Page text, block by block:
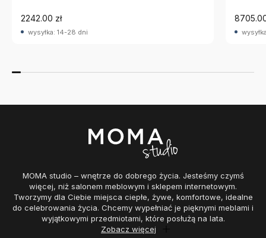
2242.00 zł
wysyłka: 14-28 dni
MOMA studio – wnętrze do dobrego życia. Jesteśmy czymś
więcej, niż salonem meblowym i sklepem internetowym.
Tworzymy dla Ciebie miejsca ciepłe, żywe, komfortowe, idealne
do celebrowania życia. Chcemy wypełniać je pięknymi meblami i
wyjątkowymi przedmiotami, które posłużą na lata.
Zobacz więcej